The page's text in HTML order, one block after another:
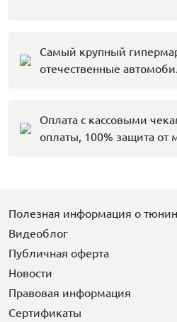
Самый крупный
отечественные
Оплата с кассовыми
оплаты, 100% защита от
Полезная информация о
Видеоблог
Публичная оферта
Новости
Правовая информация
Сертификаты